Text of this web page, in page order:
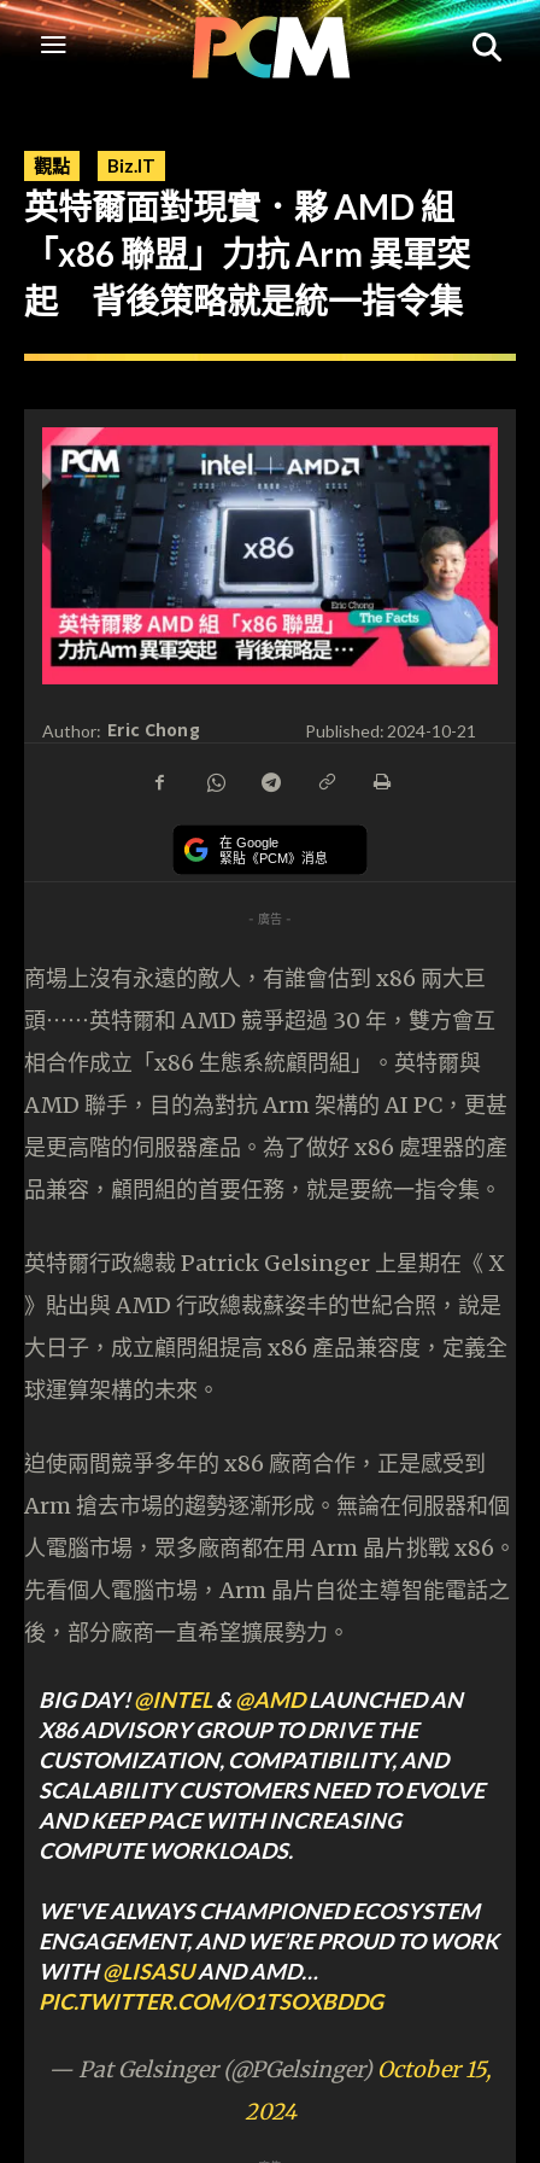
觀點 Biz.IT
英特爾面對現實．夥 AMD 組
「x86 聯盟」力抗 Arm 異軍突
起 背後策略就是統一指令集
Author: Eric Chong Published: 2024-10-21
在 Google
緊貼《PCM》消息
- 廣告 -
商場上沒有永遠的敵人，有誰會估到 x86 兩大巨
頭⋯⋯英特爾和 AMD 競爭超過 30 年，雙方會互
相合作成立「x86 生態系統顧問組」。英特爾與
AMD 聯手，目的為對抗 Arm 架構的 AI PC，更甚
是更高階的伺服器產品。為了做好 x86 處理器的產
品兼容，顧問組的首要任務，就是要統一指令集。
英特爾行政總裁 Patrick Gelsinger 上星期在《 X
》貼出與 AMD 行政總裁蘇姿丰的世紀合照，說是
大日子，成立顧問組提高 x86 產品兼容度，定義全
球運算架構的未來。
迫使兩間競爭多年的 x86 廠商合作，正是感受到
Arm 搶去市場的趨勢逐漸形成。無論在伺服器和個
人電腦市場，眾多廠商都在用 Arm 晶片挑戰 x86。
先看個人電腦市場，Arm 晶片自從主導智能電話之
後，部分廠商一直希望擴展勢力。
BIG DAY!@INTEL&@AMDLAUNCHED AN
X86 ADVISORY GROUP TO DRIVE THE
CUSTOMIZATION, COMPATIBILITY, AND
SCALABILITY CUSTOMERS NEED TO EVOLVE
AND KEEP PACE WITH INCREASING
COMPUTE WORKLOADS.
WE'VE ALWAYS CHAMPIONED ECOSYSTEM
ENGAGEMENT, AND WE’RE PROUD TO WORK
WITH@LISASUAND AMD…
PIC.TWITTER.COM/O1TSOXBDDG
— Pat Gelsinger (@PGelsinger) October 15,
2024